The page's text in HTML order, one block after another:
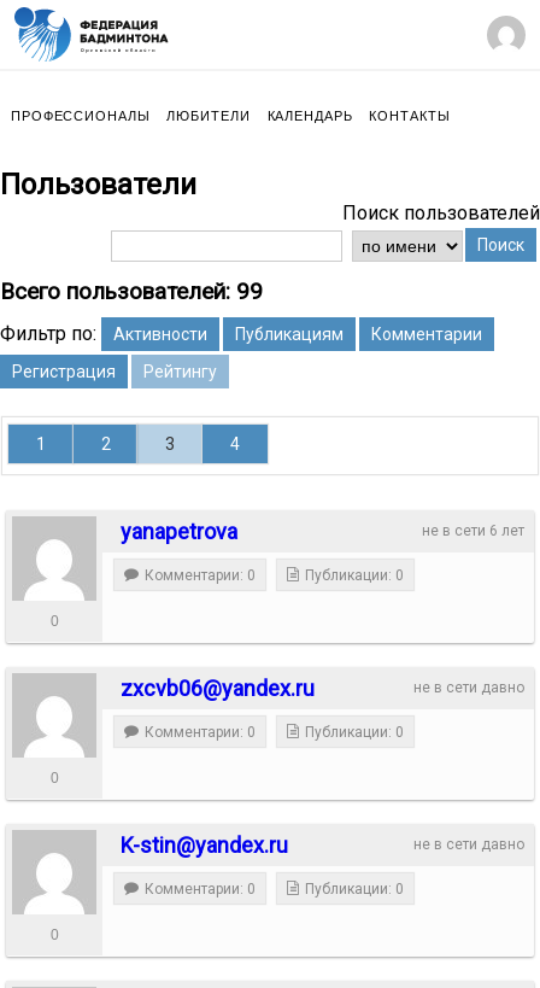
ПРОФЕССИОНАЛЫ ЛЮБИТЕЛИ КАЛЕНДАРЬ КОНТАКТЫ
Пользователи
Поиск пользователей
Поиск
Всего пользователей: 99
Фильтр по: Активности Публикациям
Комментарии
Регистрация
Рейтингу
1 2 3 4
не в сети 6 лет
yanapetrova
0
Комментарии: 0 Публикации: 0
не в сети давно
zxcvb06@yandex.ru
0
Комментарии: 0 Публикации: 0
не в сети давно
K-stin@yandex.ru
0
Комментарии: 0 Публикации: 0